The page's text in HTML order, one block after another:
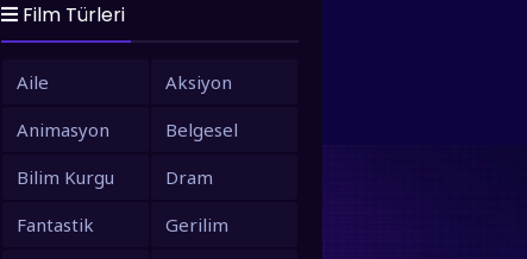
Film Türleri
Aile
Aksiyon
Animasyon
Belgesel
Bilim Kurgu
Dram
Fantastik
Gerilim